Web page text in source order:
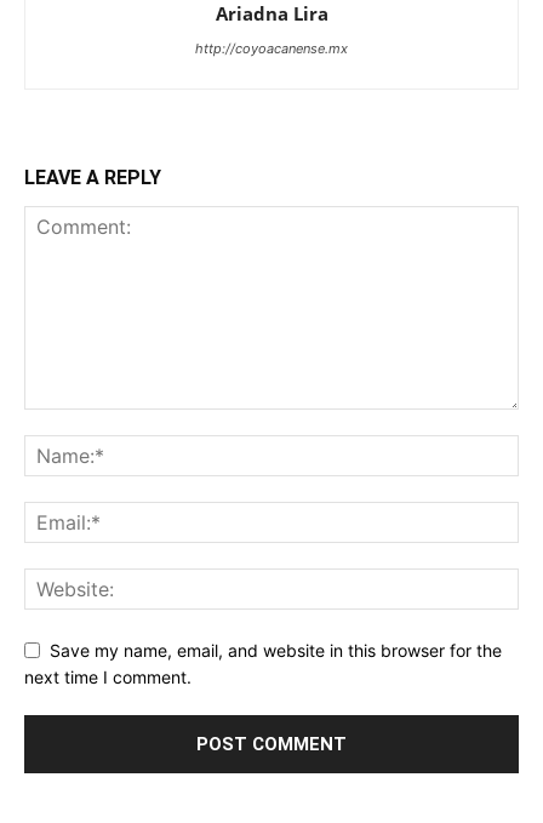
Ariadna Lira
http://coyoacanense.mx
LEAVE A REPLY
Save my name, email, and website in this browser for the
next time I comment.